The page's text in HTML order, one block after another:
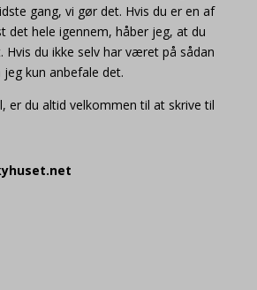
gang, vi gør det. Hvis du er en af
det hele igennem, håber jeg, at du
Hvis du ikke selv har været på sådan
kun anbefale det.
er du altid velkommen til at skrive til